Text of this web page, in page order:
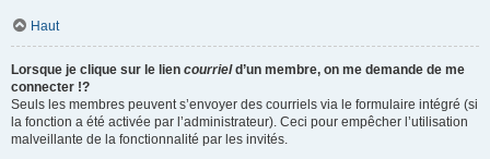
Haut
Lorsque je clique sur le lien courrield’un membre, on me demande de me
connecter !?
Seuls les membres peuvent s’envoyer des courriels via le formulaire intégré (si
la fonction a été activée par l’administrateur). Ceci pour empêcher l’utilisation
malveillante de la fonctionnalité par les invités.